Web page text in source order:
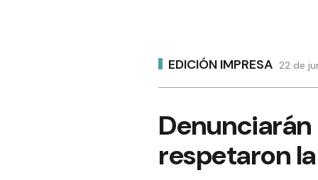
EDICIÓN IMPRESA 22 de
respetaron